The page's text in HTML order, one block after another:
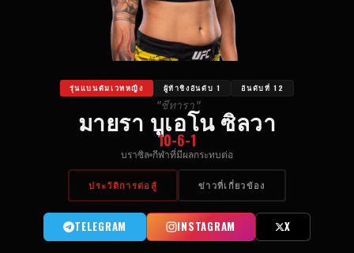
รุ่นแบนตัมเวทหญิง ผู้ท้าชิงอันดับ 1 อันดับที่ 12
"ชีทารา"
มายรา บูเอโน ซิลวา
10-6-1
บราซิล กีฬาที่มีผลกระทบต่อ
ประวัติการต่อสู้ ข่าวที่เกี่ยวข้อง
TELEGRAM INSTAGRAM X